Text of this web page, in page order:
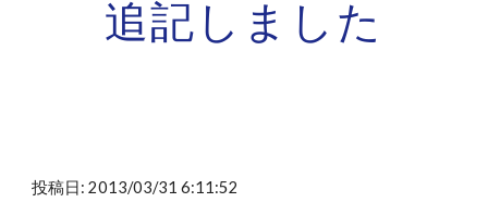
追記しました
投稿日: 2013/03/31 6:11:52